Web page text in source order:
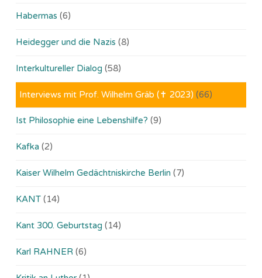
Habermas (6)
Heidegger und die Nazis (8)
Interkultureller Dialog (58)
Interviews mit Prof. Wilhelm Gräb (✝ 2023) (66)
Ist Philosophie eine Lebenshilfe? (9)
Kafka (2)
Kaiser Wilhelm Gedächtniskirche Berlin (7)
KANT (14)
Kant 300. Geburtstag (14)
Karl RAHNER (6)